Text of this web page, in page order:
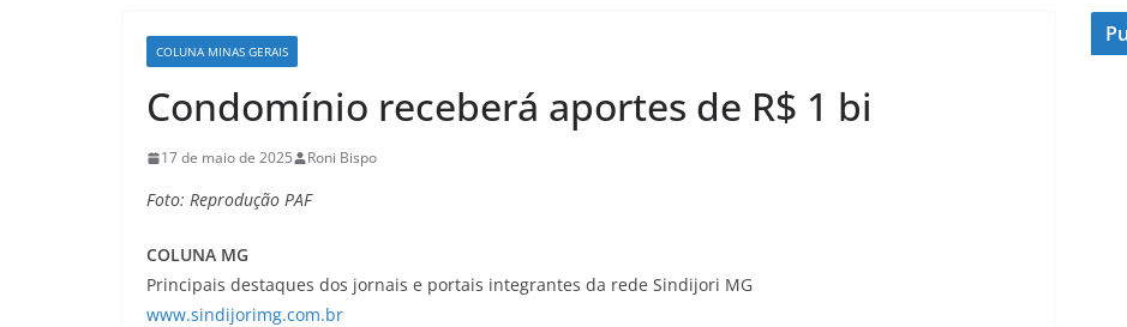
COLUNA MINAS GERAIS
Condomínio receberá aportes de R$ 1 bi
17 de maio de 2025 Roni Bispo
Foto: Reprodução PAF
COLUNA MG
Principais destaques dos jornais e portais integrantes da rede Sindijori MG
www.sindijorimg.com.br